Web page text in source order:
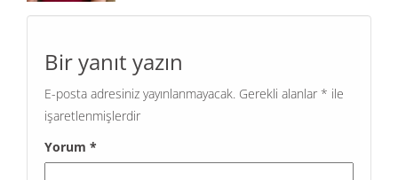
Bir yanıt yazın
E-posta adresiniz yayınlanmayacak. Gerekli alanlar * ile
işaretlenmişlerdir
Yorum *